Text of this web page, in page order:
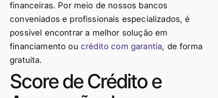
financeiras. Por meio de nossos bancos
conveniados e profissionais especializados, é
possível encontrar a melhor solução em
financiamento ou crédito com garantia, de forma
gratuita.
Score de Crédito e